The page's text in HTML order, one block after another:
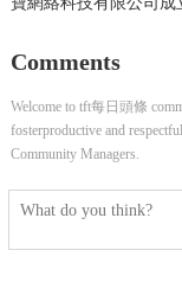
Comments
Welcome to tft每日頭條
fosterproductive and
Community Managers.